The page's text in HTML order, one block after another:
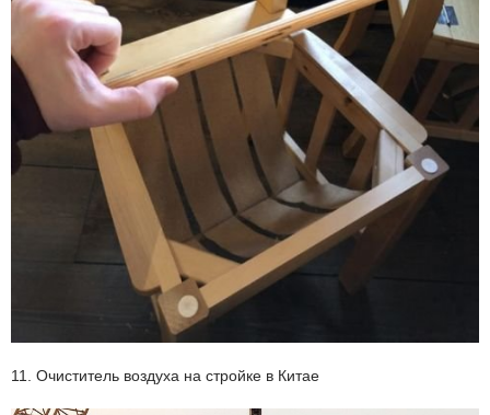
11. Очиститель воздуха на стройке в Китае